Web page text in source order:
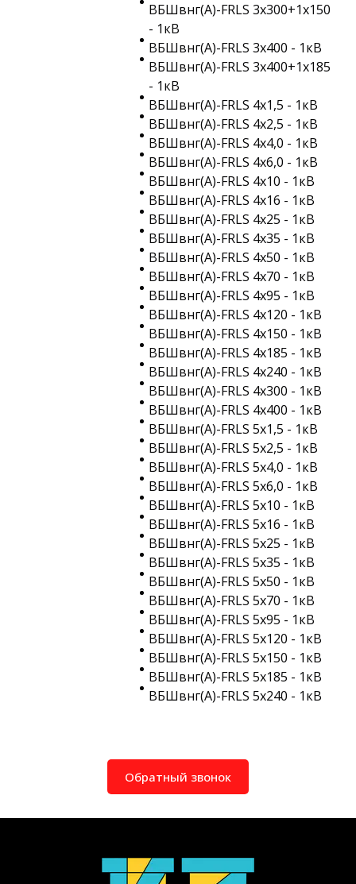
ВБШвнг(A)-FRLS 3х300+1х150
- 1кВ
ВБШвнг(A)-FRLS 3х400 - 1кВ
ВБШвнг(A)-FRLS 3х400+1х185
- 1кВ
ВБШвнг(A)-FRLS 4х1,5 - 1кВ
ВБШвнг(A)-FRLS 4х2,5 - 1кВ
ВБШвнг(A)-FRLS 4х4,0 - 1кВ
ВБШвнг(A)-FRLS 4х6,0 - 1кВ
ВБШвнг(A)-FRLS 4х10 - 1кВ
ВБШвнг(A)-FRLS 4х16 - 1кВ
ВБШвнг(A)-FRLS 4х25 - 1кВ
ВБШвнг(A)-FRLS 4х35 - 1кВ
ВБШвнг(A)-FRLS 4х50 - 1кВ
ВБШвнг(A)-FRLS 4х70 - 1кВ
ВБШвнг(A)-FRLS 4х95 - 1кВ
ВБШвнг(A)-FRLS 4х120 - 1кВ
ВБШвнг(A)-FRLS 4х150 - 1кВ
ВБШвнг(A)-FRLS 4х185 - 1кВ
ВБШвнг(A)-FRLS 4х240 - 1кВ
ВБШвнг(A)-FRLS 4х300 - 1кВ
ВБШвнг(A)-FRLS 4х400 - 1кВ
ВБШвнг(A)-FRLS 5х1,5 - 1кВ
ВБШвнг(A)-FRLS 5х2,5 - 1кВ
ВБШвнг(A)-FRLS 5х4,0 - 1кВ
ВБШвнг(A)-FRLS 5х6,0 - 1кВ
ВБШвнг(A)-FRLS 5х10 - 1кВ
ВБШвнг(A)-FRLS 5х16 - 1кВ
ВБШвнг(A)-FRLS 5х25 - 1кВ
ВБШвнг(A)-FRLS 5х35 - 1кВ
ВБШвнг(A)-FRLS 5х50 - 1кВ
ВБШвнг(A)-FRLS 5х70 - 1кВ
ВБШвнг(A)-FRLS 5х95 - 1кВ
ВБШвнг(A)-FRLS 5х120 - 1кВ
ВБШвнг(A)-FRLS 5х150 - 1кВ
ВБШвнг(A)-FRLS 5х185 - 1кВ
ВБШвнг(A)-FRLS 5х240 - 1кВ
Обратный звонок